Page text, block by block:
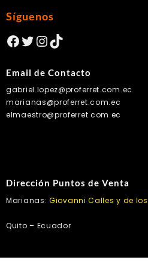
Síguenos
Facebook
Twitter
Instagram
TikTok
Email de Contacto
gabriel.lopez@proferret.com.ec
marianas@proferret.com.ec
elmaestro@proferret.com.ec
Dirección Puntos de Venta
Marianas: Giovanni Calles y de
Quito – Ecuador